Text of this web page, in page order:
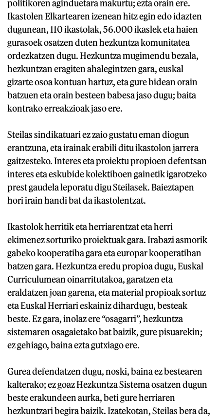
politikoren aginduetara makurtu; ezta orain ere.
Ikastolen Elkartearen izenean hitz egin edo idazten
dugunean, 110 ikastolak, 56.000 ikaslek eta haien
gurasoek osatzen duten hezkuntza komunitatea
ordezkatzen dugu. Hezkuntza mugimendu bezala,
hezkuntzan eragiten ahalegintzen gara, euskal
gizarte osoa kontuan hartuz, eta gure bidean orain
batzuen eta orain besteen babesa jaso dugu; baita
kontrako erreakzioak jaso ere.
Steilas sindikatuari ez zaio gustatu eman diogun
erantzuna, eta irainak erabili ditu ikastolon jarrera
gaitzesteko. Interes eta proiektu propioen defentsan
interes eta eskubide kolektiboen gainetik igarotzeko
prest gaudela leporatu digu Steilasek. Baieztapen
hori irain handi bat da ikastolentzat.
Ikastolok herritik eta herriarentzat eta herri
ekimenez sorturiko proiektuak gara. Irabazi asmorik
gabeko kooperatiba gara eta europar kooperatiban
batzen gara. Hezkuntza eredu propioa dugu, Euskal
Curriculumean oinarritutakoa, garatzen eta
eraldatzen joan garena, eta material propioak sortuz
eta Euskal Herriari eskainiz dihardugu, besteak
beste. Ez gara, inolaz ere “osagarri”, hezkuntza
sistemaren osagaietako bat baizik, gure pisuarekin;
ez gehiago, baina ezta gutxiago ere.
Gurea defendatzen dugu, noski, baina ez bestearen
kalterako; ez goaz Hezkuntza Sistema osatzen dugun
beste erakundeen aurka, beti gure herriaren
hezkuntzari begira baizik. Izatekotan, Steilas bera da,